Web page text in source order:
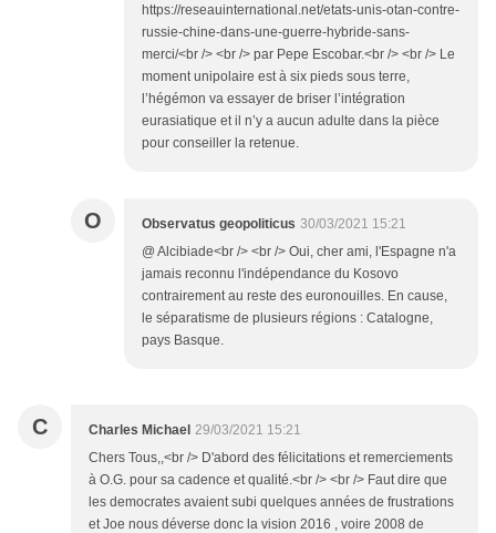
https://reseauinternational.net/etats-unis-otan-contre-
russie-chine-dans-une-guerre-hybride-sans-
merci/<br /> <br /> par Pepe Escobar.<br /> <br /> Le
moment unipolaire est à six pieds sous terre,
l’hégémon va essayer de briser l’intégration
eurasiatique et il n’y a aucun adulte dans la pièce
pour conseiller la retenue.
O Observatus geopoliticus 30/03/2021 15:21
@ Alcibiade<br /> <br /> Oui, cher ami, l'Espagne n'a
jamais reconnu l'indépendance du Kosovo
contrairement au reste des euronouilles. En cause,
le séparatisme de plusieurs régions : Catalogne,
pays Basque.
C Charles Michael 29/03/2021 15:21
Chers Tous,,<br /> D'abord des félicitations et remerciements
à O.G. pour sa cadence et qualité.<br /> <br /> Faut dire que
les democrates avaient subi quelques années de frustrations
et Joe nous déverse donc la vision 2016 , voire 2008 de